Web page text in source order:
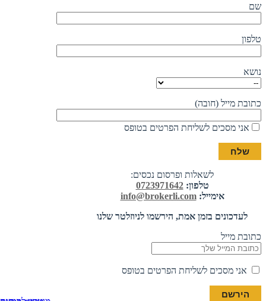
שם
טלפון
נושא
כתובת מייל (חובה)
אני מסכים לשליחת הפרטים בטופס
לשאלות ופרסום נכסים:
טלפון:0723971642
אימייל:info@brokerli.com
לעדכונים בזמן אמת, הירשמו לניוזלטר שלנו
כתובת מייל
אני מסכים לשליחת הפרטים בטופס